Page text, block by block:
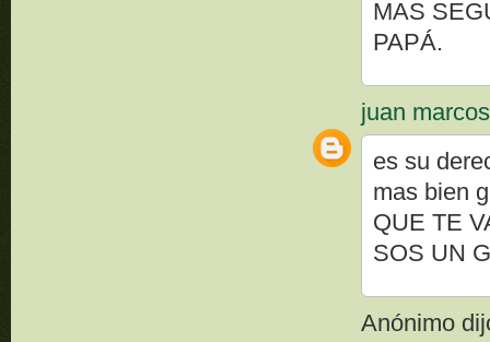
MAS
PAPÁ.
juan marcos
es su
mas bien
QUE TE
SOS UN
Anónimo